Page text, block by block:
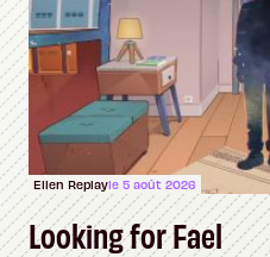
Ellen Replayle 5 août 2026
Looking for Fael